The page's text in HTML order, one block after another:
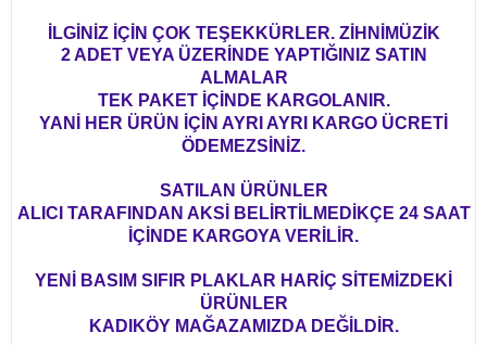
İLGİNİZ İÇİN ÇOK TEŞEKKÜRLER. ZİHNİMÜZİK
2 ADET VEYA ÜZERİNDE YAPTIĞINIZ SATIN
ALMALAR
TEK PAKET İÇİNDE KARGOLANIR.
YANİ HER ÜRÜN İÇİN AYRI AYRI KARGO ÜCRETİ
ÖDEMEZSİNİZ.
SATILAN ÜRÜNLER
ALICI TARAFINDAN AKSİ BELİRTİLMEDİKÇE 24 SAAT
İÇİNDE KARGOYA VERİLİR.
YENİ BASIM SIFIR PLAKLAR HARİÇ SİTEMİZDEKİ
ÜRÜNLER
KADIKÖY MAĞAZAMIZDA DEĞİLDİR.